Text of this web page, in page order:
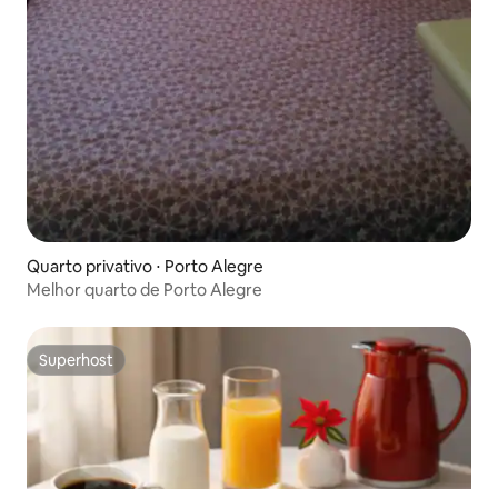
Quarto privativo ⋅ Porto Alegre
Melhor quarto de Porto Alegre
Superhost
Superhost